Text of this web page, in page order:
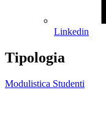
Linkedin
Tipologia
Modulistica Studenti